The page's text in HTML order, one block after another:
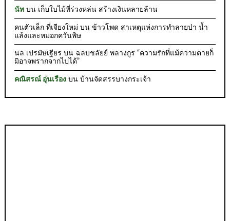
นัท บน เก็บใบไม้ที่ร่วงหล่น สร้างเงินหลายล้าน
คนตัวเล็ก ที่เจียงใหม่ บนข้าวโพด สาเหตุแห่งการทำลายป่า น้ำ
แล้งและหมอกควันพิษ
นล เปรมัษเฐียร บน ฉลบชลัยย์ พลางกูร “ความรักที่แม้ความตายก็
มิอาจพรากจากไปได้”
คณิสรณ์ อุ่นเรือง บนบ้านจัดสรรบางกระเจ้า